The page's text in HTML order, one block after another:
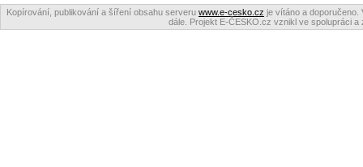
Kopírování, publikování a šíření obsahu serveru www.e-cesko.cz je vítáno a doporučeno.
dále. Projekt E-ČESKO.cz vznikl ve spolupráci